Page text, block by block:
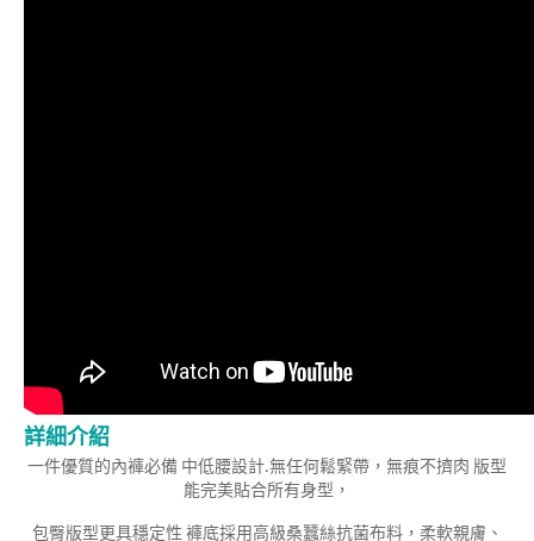
詳細介紹
一件優質的內褲必備 中低腰設計.無任何鬆緊帶，無痕不擠肉 版型
能完美貼合所有身型，
包臀版型更具穩定性 褲底採用高級桑蠶絲抗菌布料，柔軟親膚、